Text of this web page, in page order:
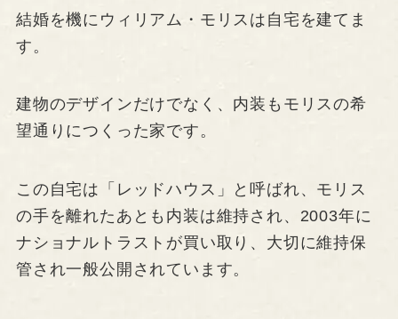
結婚を機にウィリアム・モリスは自宅を建てま
す。
建物のデザインだけでなく、内装もモリスの希
望通りにつくった家です。
この自宅は「レッドハウス」と呼ばれ、モリス
の手を離れたあとも内装は維持され、2003年に
ナショナルトラストが買い取り、大切に維持保
管され一般公開されています。